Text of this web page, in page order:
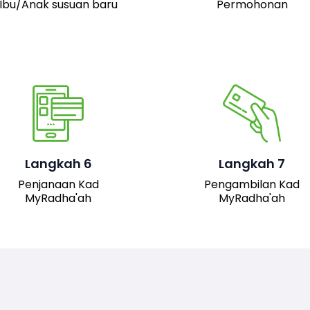
Ibu/Anak susuan baru
Permohonan
Langkah 6
Penjanaan Kad
MyRadha'ah
Setelah permohonan
akan dijana.
Langkah 7
Pengambilan Kad
MyRadha'ah
Pemohon boleh hadir ke
pejabat JAIS untuk
mengambil kad fizikal
MyRadha’ah. Selain itu,
pemohon juga boleh
turun versi digital kad
sistem untuk
kemudahan akses.